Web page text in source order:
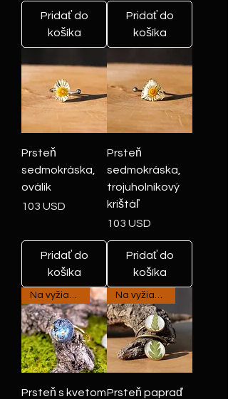
Pridať do
košíka
Pridať do
košíka
Prsteň
sedmokráska,
oválik
Cena
103 USD
Pridať do
košíka
Prsteň
sedmokráska,
trojuholníkový
krištáľ
Cena
103 USD
Pridať do
košíka
Na vyžiadanie
Prsteň s kvetom
Na vyžiadanie
Prsteň papraď